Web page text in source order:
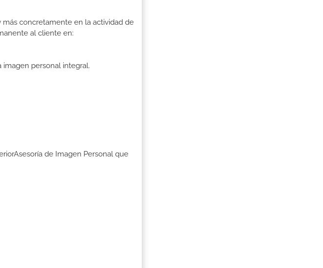
concretamente en la actividad de
al cliente en:
personal integral.
de Imagen Personal que